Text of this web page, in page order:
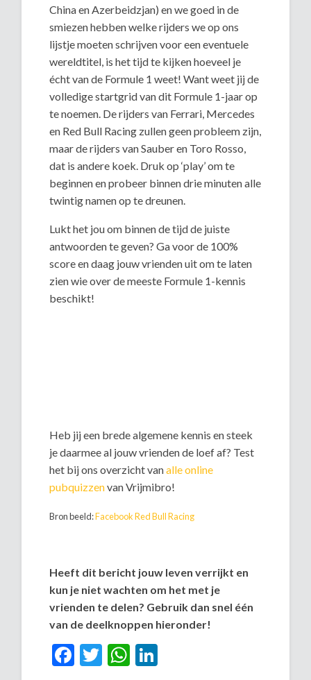
China en Azerbeidzjan) en we goed in de
smiezen hebben welke rijders we op ons
lijstje moeten schrijven voor een eventuele
wereldtitel, is het tijd te kijken hoeveel je
écht van de Formule 1 weet! Want weet jij de
volledige startgrid van dit Formule 1-jaar op
te noemen. De rijders van Ferrari, Mercedes
en Red Bull Racing zullen geen probleem zijn,
maar de rijders van Sauber en Toro Rosso,
dat is andere koek. Druk op ‘play’ om te
beginnen en probeer binnen drie minuten alle
twintig namen op te dreunen.
Lukt het jou om binnen de tijd de juiste
antwoorden te geven? Ga voor de 100%
score en daag jouw vrienden uit om te laten
zien wie over de meeste Formule 1-kennis
beschikt!
Heb jij een brede algemene kennis en steek
je daarmee al jouw vrienden de loef af? Test
het bij ons overzicht vanalle online
pubquizzenvan Vrijmibro!
Bron beeld:Facebook Red Bull Racing
Heeft dit bericht jouw leven verrijkt en
kun je niet wachten om het met je
vrienden te delen? Gebruik dan snel één
van de deelknoppen hieronder!
Facebook
TwitterWhatsApp